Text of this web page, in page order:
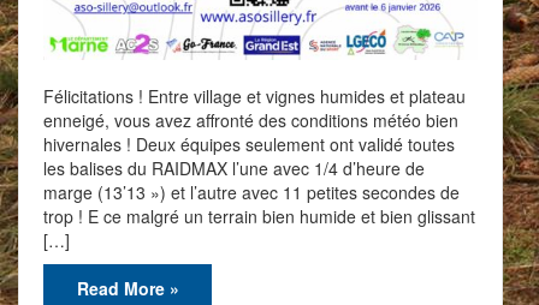
Félicitations ! Entre village et vignes humides et plateau
enneigé, vous avez affronté des conditions météo bien
hivernales ! Deux équipes seulement ont validé toutes
les balises du RAIDMAX l’une avec 1/4 d’heure de
marge (13’13 ») et l’autre avec 11 petites secondes de
trop ! E ce malgré un terrain bien humide et bien glissant
[…]
Read More »